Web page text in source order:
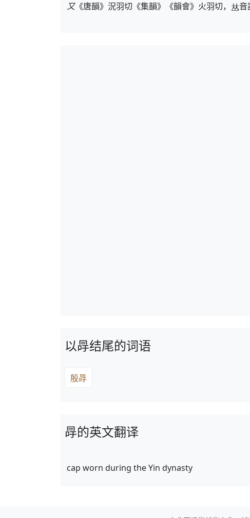
又《唐韻》況羽切《集韻》《韻會》火羽切， 音
以冔结尾的词语
殷冔
冔的英文翻译
cap worn during the Yin dynasty